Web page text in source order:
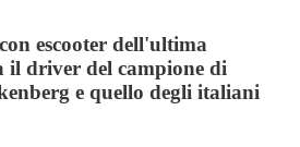
escooter dell'ultima
il driver del campione di
e quello degli italiani